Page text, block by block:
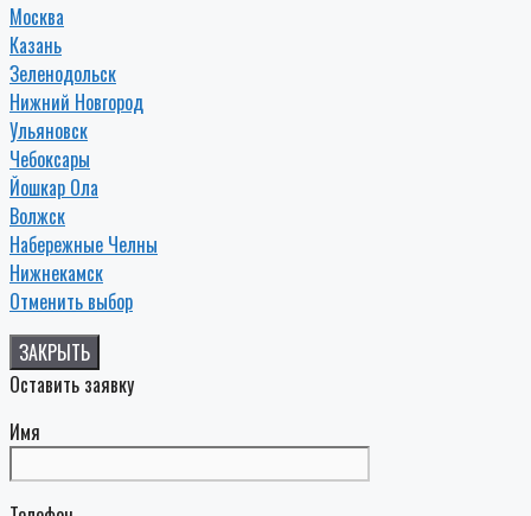
Москва
Казань
Зеленодольск
Нижний Новгород
Ульяновск
Чебоксары
Йошкар Ола
Волжск
Набережные Челны
Нижнекамск
Отменить выбор
ЗАКРЫТЬ
Оставить заявку
Имя